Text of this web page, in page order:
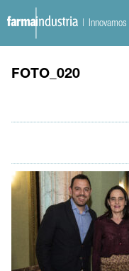
| Innovamos
FOTO_020